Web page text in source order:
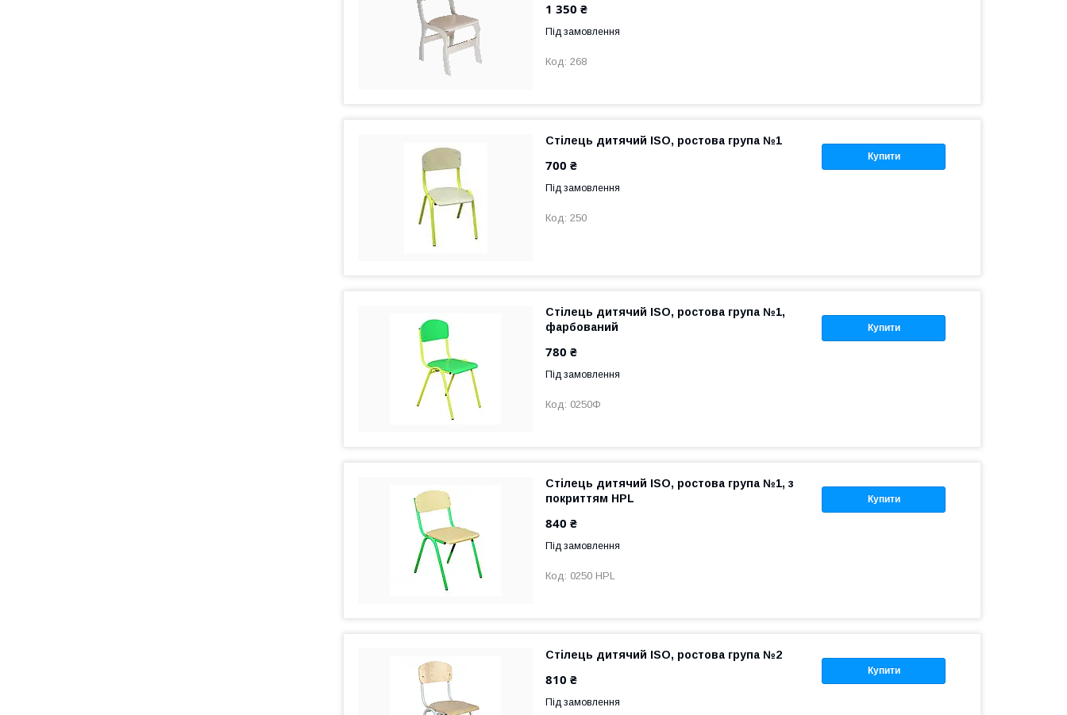
1 350 ₴
Під замовлення
268
Купити
Стілець дитячий ISO, ростова група №1
700 ₴
Під замовлення
250
Купити
Стілець дитячий ISO, ростова група №1,
фарбований
780 ₴
Під замовлення
0250Ф
Купити
Стілець дитячий ISO, ростова група №1, з
покриттям HPL
840 ₴
Під замовлення
0250 HPL
Купити
Стілець дитячий ISO, ростова група №2
810 ₴
Під замовлення